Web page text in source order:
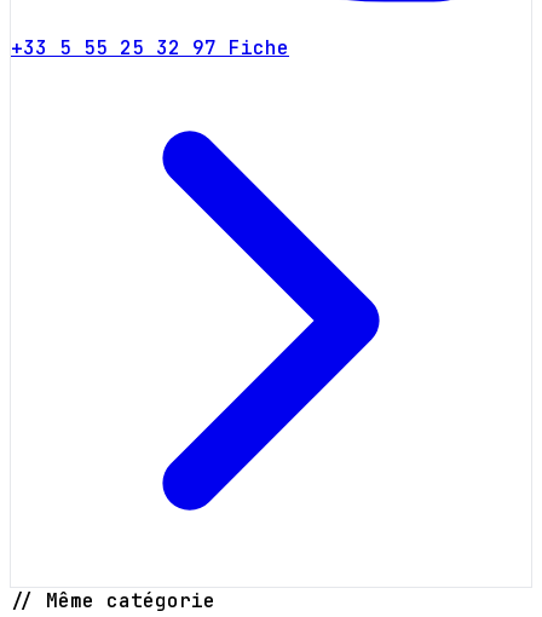
+33 5 55 25 32 97 Fiche
// Même catégorie